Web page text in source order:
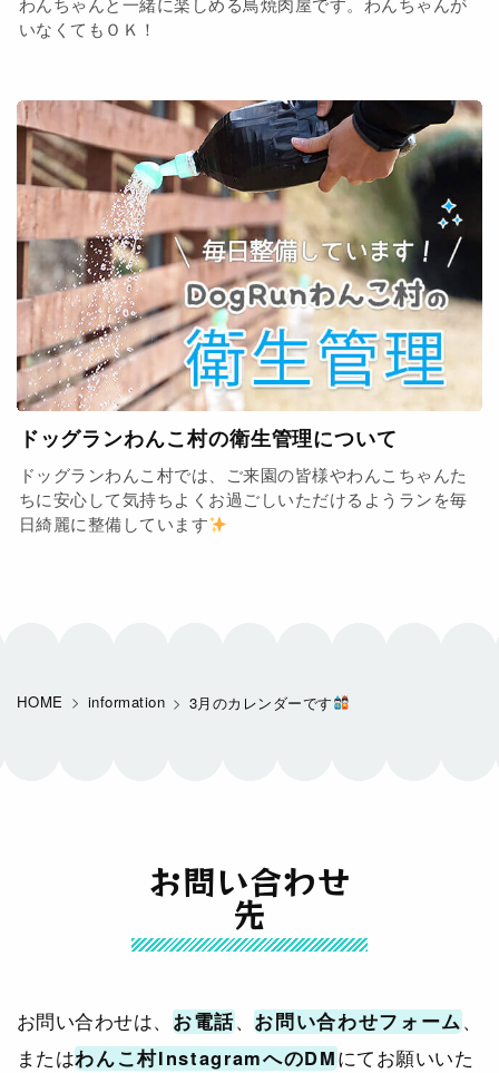
いなくてもＯＫ！
ドッグランわんこ村の衛生管理について
ドッグランわんこ村では、ご来園の皆様やわんこちゃんた
ちに安心して気持ちよくお過ごしいただけるようランを毎
日綺麗に整備しています
HOME information 3月のカレンダーです
お問い合わせ
先
お問い合わせは、 お電話、 お問い合わせフォーム、
またはわんこ村InstagramへのDMにてお願いいた